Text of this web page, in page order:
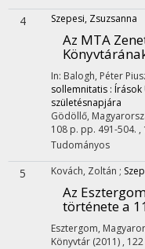
4 Szepesi, Zsuzsanna
Az MTA
In: Balogh, Péter
sollemnitatis : Írások
születésnapjára
Gödöllő,
108 p. pp. 491-504. ,
Tudományos
5 Kovách, Zoltán ;
Az
története a
Esztergom,
Könyvtár (2011) ,